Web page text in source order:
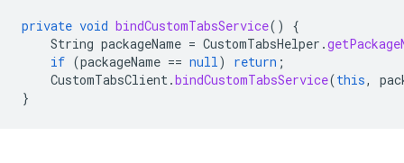
private void bindCustomTabsService()
{
String packageName = CustomTabsHelper .
if (packageName == null) return ;
CustomTabsClient.bindCustomTabsService(this,
}